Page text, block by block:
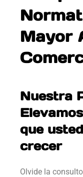
Mayor
Nuestra
que
crecer
Olvide la